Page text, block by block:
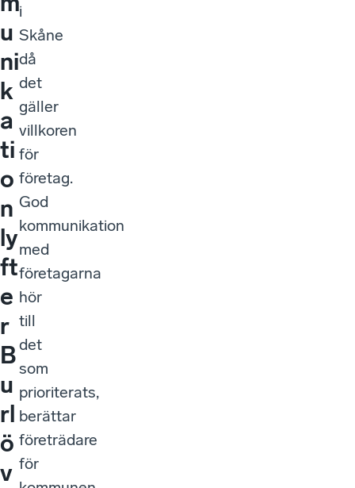
u
ni
k
a
ti
o
n
ly
ft
e
r
B
u
rl
ö
v
i
Skåne
då
det
gäller
villkoren
för
företag.
God
kommunikation
med
företagarna
hör
till
det
som
prioriterats,
berättar
företrädare
för